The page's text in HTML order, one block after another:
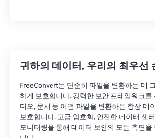
귀하의 데이터, 우리의 최우선
FreeConvert는 단순히 파일을 변환하는 데
하게 보호합니다. 강력한 보안 프레임워크를
디오, 문서 등 어떤 파일을 변환하든 항상 데
보호합니다. 고급 암호화, 안전한 데이터 센
모니터링을 통해 데이터 보안의 모든 측면을